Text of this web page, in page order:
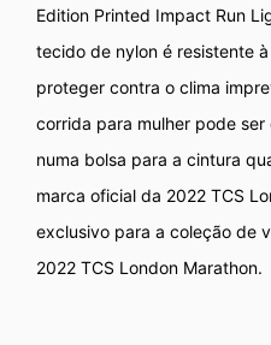
Edition Printed Impact Run
tecido de nylon é resistente
proteger contra o clima
corrida para mulher pode
numa bolsa para a cintura
marca oficial da 2022 TCS
exclusivo para a coleção de
2022 TCS London Marathon.